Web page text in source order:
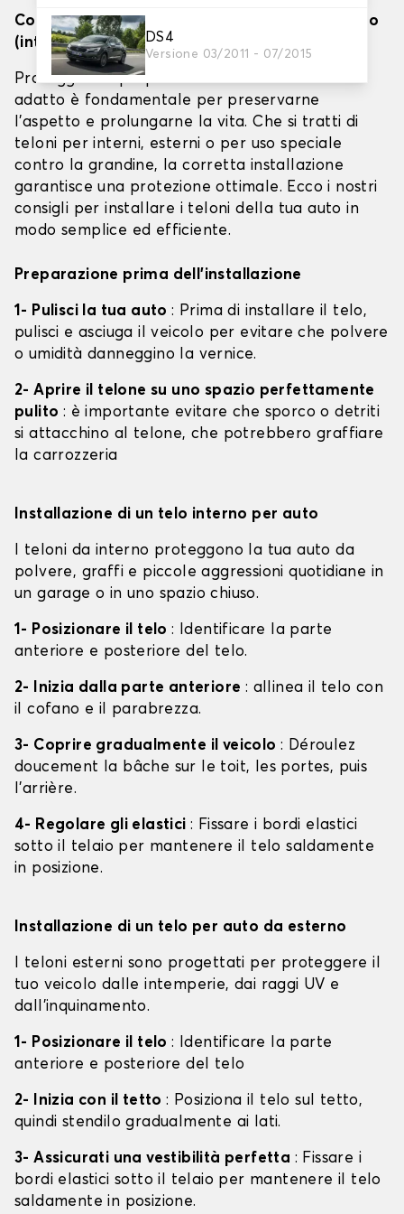
DS4
Versione 03/2011 - 07/2015
Come installare efficacemente i teloni per auto
(interno, esterno e barriera antigrandine)
Proteggere il proprio veicolo con un telone
adatto è fondamentale per preservarne
l'aspetto e prolungarne la vita. Che si tratti di
teloni per interni, esterni o per uso speciale
contro la grandine, la corretta installazione
garantisce una protezione ottimale. Ecco i nostri
consigli per installare i teloni della tua auto in
modo semplice ed efficiente.
Preparazione prima dell'installazione
1- Pulisci la tua auto: Prima di installare il telo,
pulisci e asciuga il veicolo per evitare che polvere
o umidità danneggino la vernice.
2- Aprire il telone su uno spazio perfettamente
pulito : è importante evitare che sporco o detriti
si attacchino al telone, che potrebbero graffiare
la carrozzeria
Installazione di un telo interno per auto
I teloni da interno proteggono la tua auto da
polvere, graffi e piccole aggressioni quotidiane in
un garage o in uno spazio chiuso.
1- Posizionare il telo: Identificare la parte
anteriore e posteriore del telo.
2- Inizia dalla parte anteriore : allinea il telo con
il cofano e il parabrezza.
3- Coprire gradualmente il veicolo : Déroulez
doucement la bâche sur le toit, les portes, puis
l'arrière.
4- Regolare gli elastici : Fissare i bordi elastici
sotto il telaio per mantenere il telo saldamente
in posizione.
Installazione di un telo per auto da esterno
I teloni esterni sono progettati per proteggere il
tuo veicolo dalle intemperie, dai raggi UV e
dall'inquinamento.
1- Posizionare il telo: Identificare la parte
anteriore e posteriore del telo
2- Inizia con il tetto: Posiziona il telo sul tetto,
quindi stendilo gradualmente ai lati.
3- Assicurati una vestibilità perfetta : Fissare i
bordi elastici sotto il telaio per mantenere il telo
saldamente in posizione.